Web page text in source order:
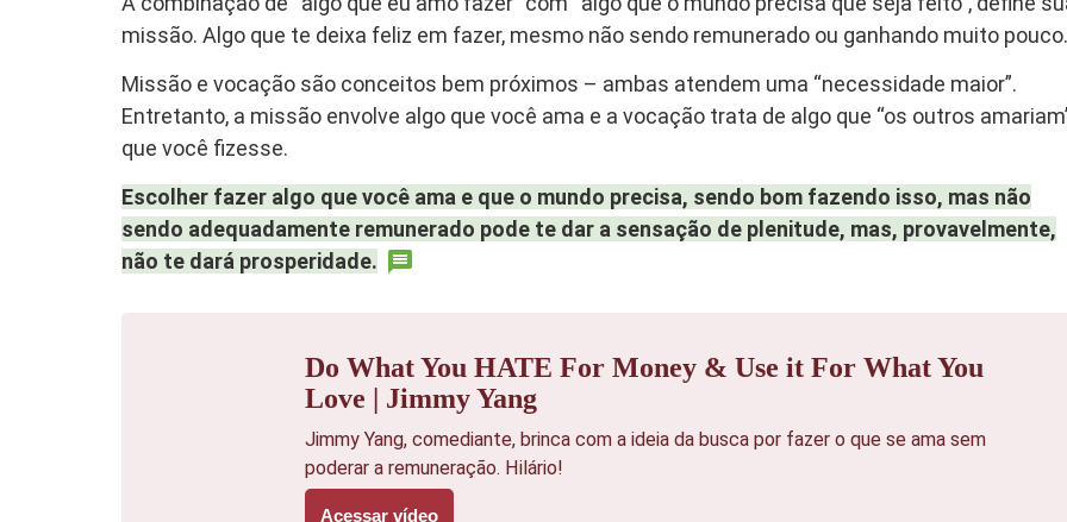
missão. Algo que te deixa feliz em fazer, mesmo não sendo remunerado ou ganhando muito pouco.
Missão e vocação são conceitos bem próximos – ambas atendem uma “necessidade maior”.
Entretanto, a missão envolve algo que você ama e a vocação trata de algo que “os outros
que você fizesse.
Escolher fazer algo que você ama e que o mundo precisa, sendo bom fazendo isso, mas não
sendo adequadamente remunerado pode te dar a sensação de plenitude, mas, provavelmente,
não te dará prosperidade.
Do What You HATE For Money & Use it For What You
Love | Jimmy Yang
Jimmy Yang, comediante, brinca com a ideia da busca por fazer o que se ama sem
poderar a remuneração. Hilário!
Acessar vídeo